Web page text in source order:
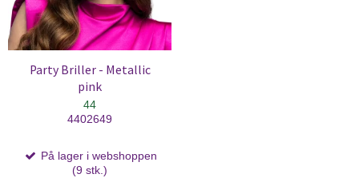
Party Briller - Metallic
pink
44
4402649
På lager i webshoppen
(9 stk.)